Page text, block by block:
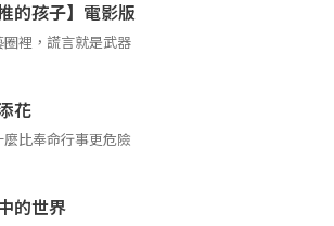
推的孩子】電影版
圈裡，謊言就是武器
花
麼比奉命行事更危險
的世界